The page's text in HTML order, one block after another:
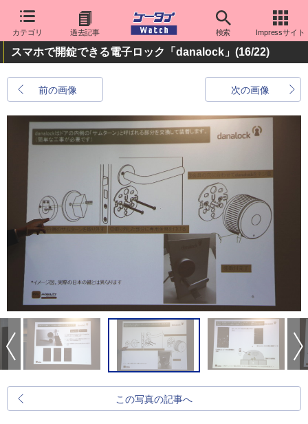
カテゴリ 過去記事 検索 Impressサイト
スマホで開錠できる電子ロック「danalock」 (16/22)
前の画像 次の画像
この写真の記事へ